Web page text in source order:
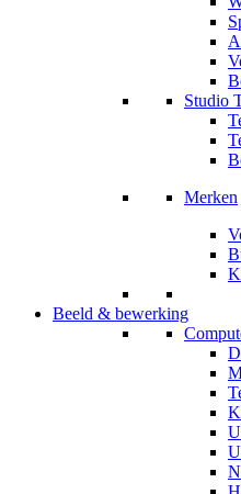
Studio
Merken
Beeld & bewerking